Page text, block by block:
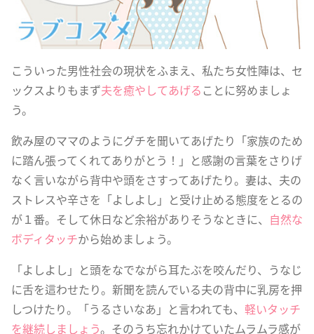
こういった男性社会の現状をふまえ、私たち女性陣は、セ
ックスよりもまず夫を癒やしてあげることに努めましょ
う。
飲み屋のママのようにグチを聞いてあげたり「家族のため
に踏ん張ってくれてありがとう！」と感謝の言葉をさりげ
なく言いながら背中や頭をさすってあげたり。妻は、夫の
ストレスや辛さを「よしよし」と受け止める態度をとるの
が１番。そして休日など余裕がありそうなときに、 自然な
ボディタッチから始めましょう。
「よしよし」と頭をなでながら耳たぶを咬んだり、うなじ
に舌を這わせたり。新聞を読んでいる夫の背中に乳房を押
しつけたり。「うるさいなあ」と言われても、 軽いタッチ
を継続しましょう。そのうち忘れかけていたムラムラ感が